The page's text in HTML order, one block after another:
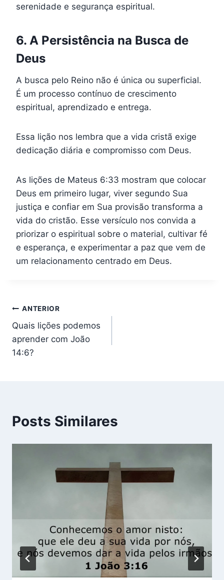
serenidade e segurança espiritual.
6. A Persistência na Busca de
Deus
A busca pelo Reino não é única ou superficial.
É um processo contínuo de crescimento
espiritual, aprendizado e entrega.
Essa lição nos lembra que a vida cristã exige
dedicação diária e compromisso com Deus.
As lições de Mateus 6:33 mostram que colocar
Deus em primeiro lugar, viver segundo Sua
justiça e confiar em Sua provisão transforma a
vida do cristão. Esse versículo nos convida a
priorizar o espiritual sobre o material, cultivar fé
e esperança, e experimentar a paz que vem de
um relacionamento centrado em Deus.
Navegação
de
Post
ANTERIOR
Quais lições podemos
aprender com João
14:6?
Posts Similares